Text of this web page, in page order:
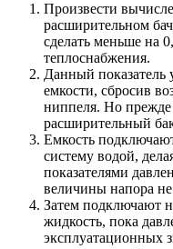
Произвести
расширительном
сделать меньше на
теплоснабжения.
Данный показатель
емкости, сбросив
ниппеля. Но прежде
расширительный
Емкость
систему водой,
показателями
величины напора
Затем подключают
жидкость, пока
эксплуатационных